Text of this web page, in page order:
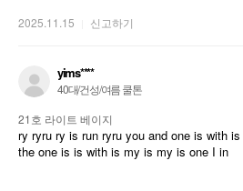
2025.11.15 신고하기
yims****
40대/건성/여름 쿨톤
21호 라이트 베이지
ry ryru ry is run ryru you and one is with
the one is is with is my is my is one I in